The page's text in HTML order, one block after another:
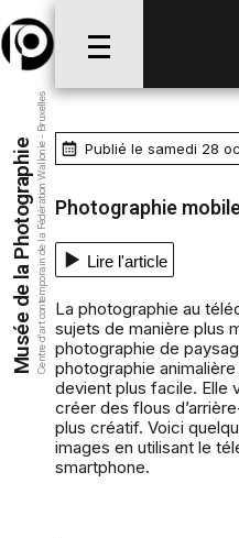
Musée de la PhotographieCentre d’art contemporain de la Fédération Wallonie - Bruxelles Publié le samedi 28
Photographie
Lire l'article
La photographie au
sujets de manière plus
photographie de
photographie
devient plus facile. Elle
créer des flous
plus créatif. Voici
images en utilisant le
smartphone.